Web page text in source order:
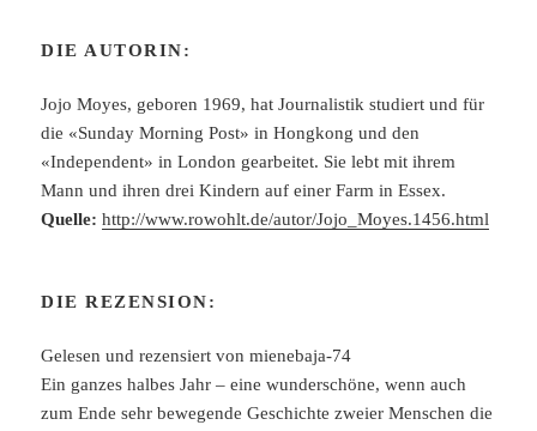
DIE AUTORIN:
Jojo Moyes, geboren 1969, hat Journalistik studiert und für
die «Sunday Morning Post» in Hongkong und den
«Independent» in London gearbeitet. Sie lebt mit ihrem
Mann und ihren drei Kindern auf einer Farm in Essex.
Quelle: http://www.rowohlt.de/autor/Jojo_Moyes.1456.html
DIE REZENSION:
Gelesen und rezensiert von mienebaja-74
Ein ganzes halbes Jahr – eine wunderschöne, wenn auch
zum Ende sehr bewegende Geschichte zweier Menschen die